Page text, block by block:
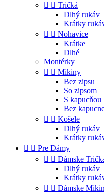
  Tričká
Dlhý rukáv
Krátky
  Nohavice
Krátke
Dlhé
Montérky
  Mikiny
Bez zipsu
So zipsom
S kapucňou
Bez kapucne
  Košele
Dlhý rukáv
Krátky
  Pre Dámy
  Dámske
Dlhý rukáv
Krátky
  Dámske